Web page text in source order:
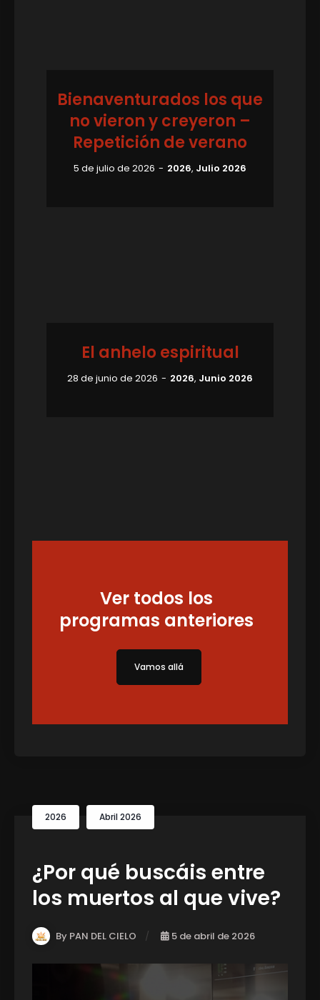
Bienaventurados los que
no vieron y creyeron –
Repetición de verano
5 de julio de 2026 2026, Julio 2026
El anhelo espiritual
28 de junio de 2026 2026, Junio 2026
Ver todos los
programas anteriores
Vamos allá
2026 Abril 2026
¿Por qué buscáis entre
los muertos al que vive?
By PAN DEL CIELO 5 de abril de 2026